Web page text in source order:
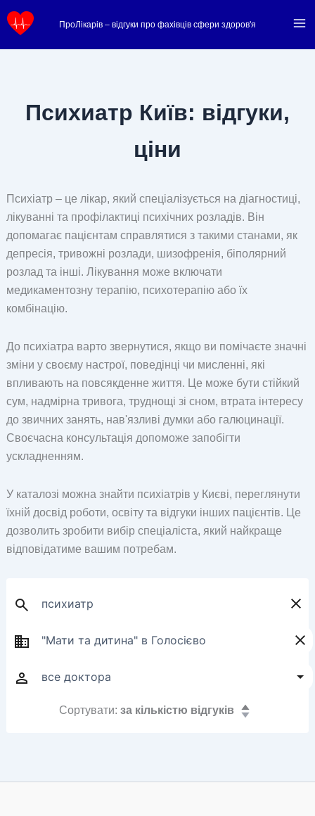
до
ПроЛікарів – відгуки про фахівців сфери здоров'я
Психиатр Київ: відгуки,
ціни
Психіатр – це лікар, який спеціалізується на діагностиці,
лікуванні та профілактиці психічних розладів. Він
допомагає пацієнтам справлятися з такими станами, як
депресія, тривожні розлади, шизофренія, біполярний
розлад та інші. Лікування може включати
медикаментозну терапію, психотерапію або їх
комбінацію.
До психіатра варто звернутися, якщо ви помічаєте значні
зміни у своєму настрої, поведінці чи мисленні, які
впливають на повсякденне життя. Це може бути стійкий
сум, надмірна тривога, труднощі зі сном, втрата інтересу
до звичних занять, нав'язливі думки або галюцинації.
Своєчасна консультація допоможе запобігти
ускладненням.
У каталозі можна знайти психіатрів у Києві, переглянути
їхній досвід роботи, освіту та відгуки інших пацієнтів. Це
дозволить зробити вибір спеціаліста, який найкраще
відповідатиме вашим потребам.
Сортувати: за кількістю відгуків